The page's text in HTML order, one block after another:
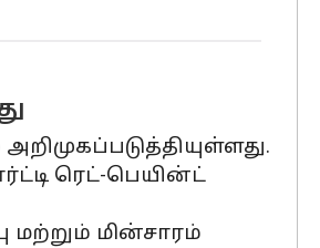
ரெட்-பெயின்ட்
மற்றும் மின்சாரம்